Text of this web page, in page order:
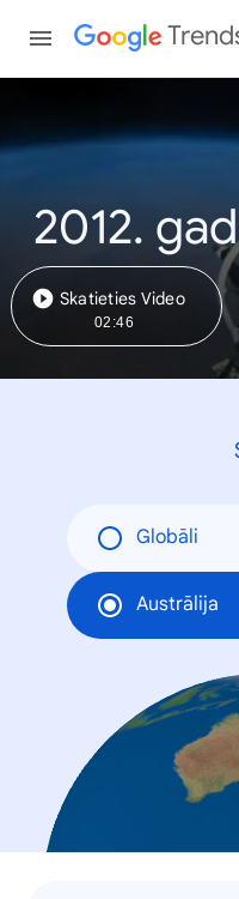
2012.
Skatieties Video
02:46
Globāli
Austrālija